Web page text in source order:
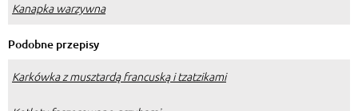
Kanapka warzywna
Podobne przepisy
Karkówka z musztardą francuską i tzatzikami